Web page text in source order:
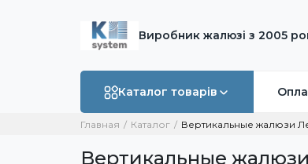
Виробник жалюзі з 2005
Каталог товарів
Главная Каталог Вертикальные жалюзи
Вертикальные